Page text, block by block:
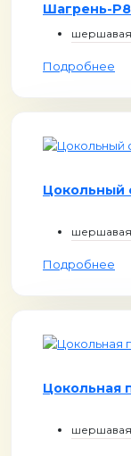
Шагрень-
Подробнее
Цокольный
Подробнее
Цокольная